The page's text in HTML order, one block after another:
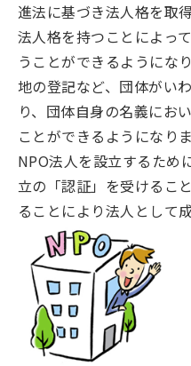
進法に基づき法人格を取
法人格を持つことによっ
うことができるようにな
地の登記など、団体がい
り、団体自身の名義にお
ことができるようになりま
NPO法人を設立するため
立の「認証」を受けるこ
ることにより法人として